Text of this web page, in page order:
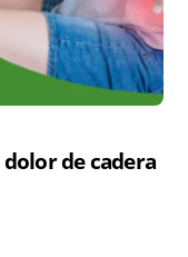
de cadera